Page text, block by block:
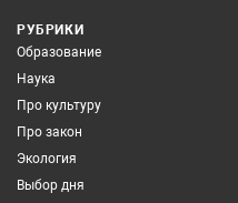
РУБРИКИ
Образование
Наука
Про культуру
Про закон
Экология
Выбор дня